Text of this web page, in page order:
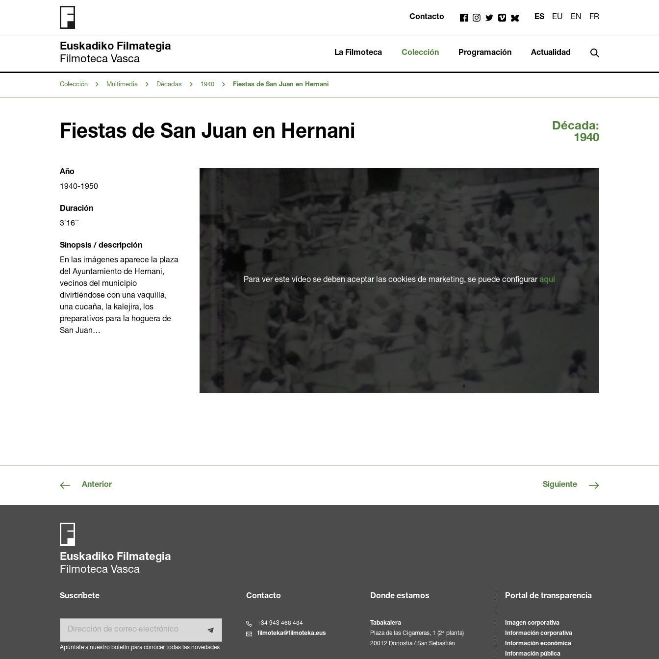
Contacto ES EU EN FR
Euskadiko Filmategia
Filmoteca Vasca
La Filmoteca Colección Programación Actualidad
Colección Multimedia Décadas 1940 Fiestas de San Juan en Hernani
Fiestas de San Juan en Hernani
Década:
1940
Año
1940-1950
Duración
3´16´´
Sinopsis / descripción
En las imágenes aparece la plaza
del Ayuntamiento de Hernani,
vecinos del municipio
divirtiéndose con una vaquilla,
una cucaña, la kalejira, los
preparativos para la hoguera de
San Juan…
Para ver este vídeo se deben aceptar las cookies de marketing, se puede configuraraqui
Anterior Siguiente
Euskadiko Filmategia
Filmoteca Vasca
Suscríbete
Apúntate a nuestro boletín para conocer todas las novedades
Contacto
+34 943 468 484
filmoteka@filmoteka.eus
Donde estamos
Tabakalera
Plaza de las Cigarreras, 1 (2ª planta)
20012 Donostia / San Sebastián
Portal de transparencia
Imagen corporativa
Información corporativa
Información económica
Información pública